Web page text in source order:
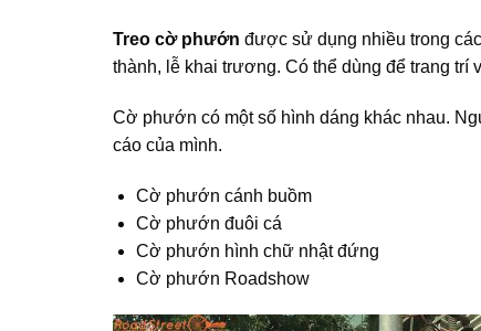
Treo cờ phướn được sử dụng nhiều trong
thành, lễ khai trương. Có thể dùng để trang trí
Cờ phướn có một số hình dáng khác nhau.
cáo của mình.
Cờ phướn cánh buồm
Cờ phướn đuôi cá
Cờ phướn hình chữ nhật đứng
Cờ phướn Roadshow